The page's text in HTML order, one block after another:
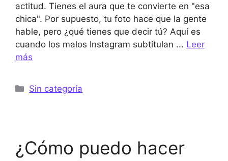
actitud. Tienes el aura que te convierte en "esa
chica". Por supuesto, tu foto hace que la gente
hable, pero ¿qué tienes que decir tú? Aquí es
cuando los malos Instagram subtitulan ... Leer
más
Categorías
Sin categoría
¿Cómo puedo hacer